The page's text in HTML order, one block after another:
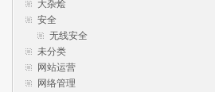
大杂烩
安全
无线安全
未分类
网站运营
网络管理